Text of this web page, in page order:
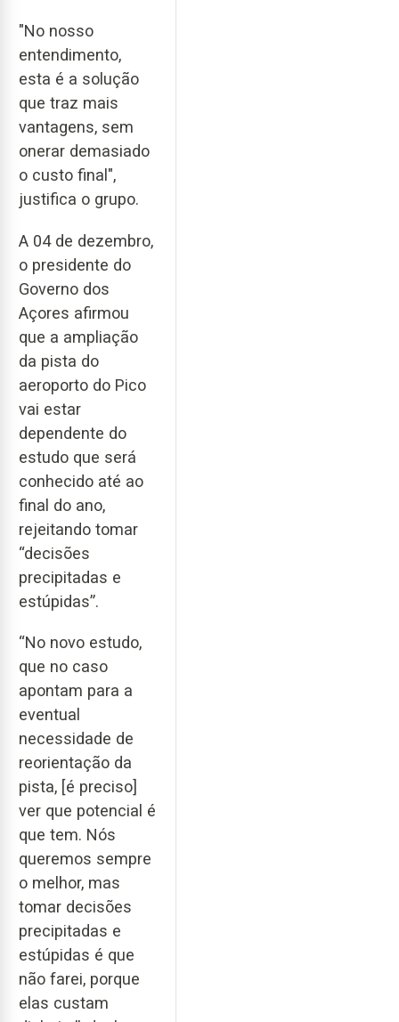
"No nosso
entendimento,
esta é a solução
que traz mais
vantagens, sem
onerar demasiado
o custo final",
justifica o grupo.
A 04 de dezembro,
o presidente do
Governo dos
Açores afirmou
que a ampliação
da pista do
aeroporto do Pico
vai estar
dependente do
estudo que será
conhecido até ao
final do ano,
rejeitando tomar
“decisões
precipitadas e
estúpidas”.
“No novo estudo,
que no caso
apontam para a
eventual
necessidade de
reorientação da
pista, [é preciso]
ver que potencial é
que tem. Nós
queremos sempre
o melhor, mas
tomar decisões
precipitadas e
estúpidas é que
não farei, porque
elas custam